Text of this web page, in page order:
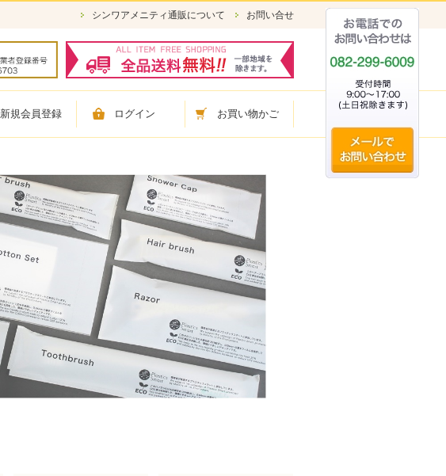
シンワアメニティ通販について お問い合せ
新規会員登録 ログイン お買い物かご